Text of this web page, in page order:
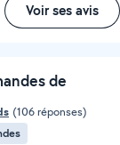
Voir ses avis
de
(106 réponses)